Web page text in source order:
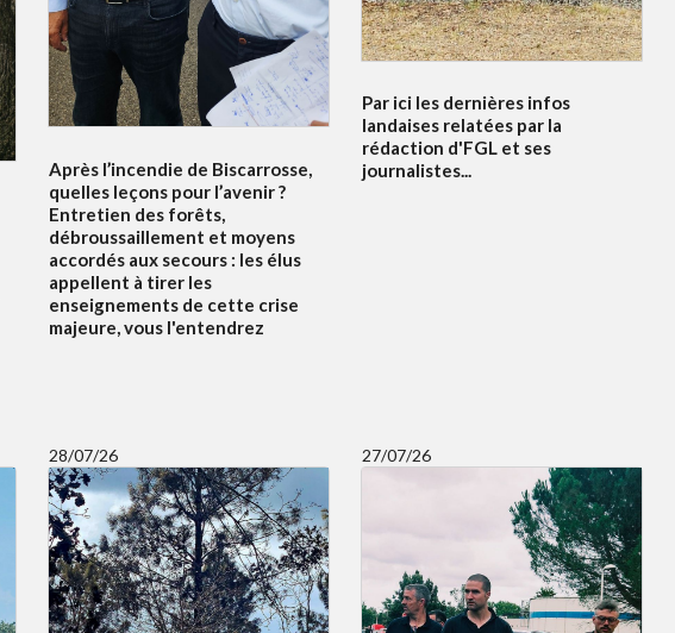
Après l’incendie de Biscarrosse,
quelles leçons pour l’avenir ?
Entretien des forêts,
débroussaillement et moyens
accordés aux secours : les élus
appellent à tirer les
enseignements de cette crise
majeure, vous l'entendrez
Par ici les dernières infos
landaises relatées par la
rédaction d'FGL et ses
journalistes...
28/07/26 27/07/26